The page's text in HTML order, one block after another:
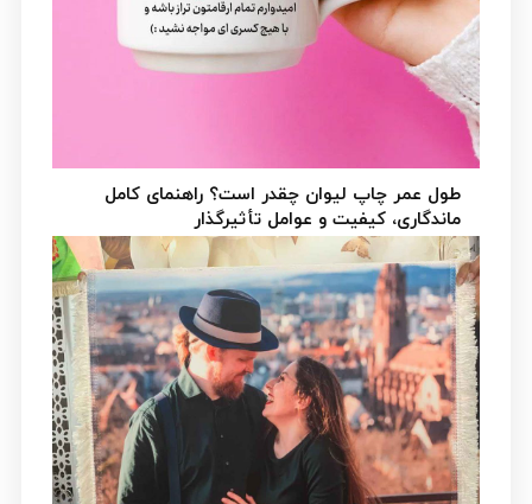
طول عمر چاپ لیوان چقدر است؟ راهنمای کامل
ماندگاری، کیفیت و عوامل تأثیرگذار
طول عمر چاپ لیوان یکی از مهم‌ترین دغدغه‌های
مشتریانی...